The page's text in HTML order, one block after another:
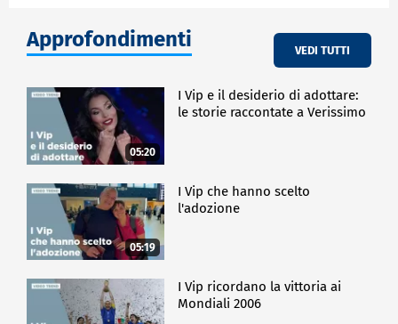
Approfondimenti VEDI TUTTI
05:20
I Vip e il desiderio di adottare:
le storie raccontate a Verissimo
05:19
I Vip che hanno scelto
l'adozione
I Vip ricordano la vittoria ai
Mondiali 2006